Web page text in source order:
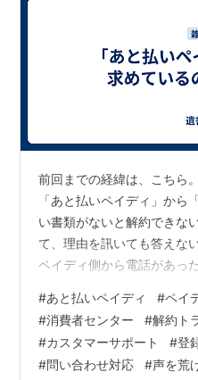
前回までの経緯は、こち
「あと払いペイディ」から
い書類がないと解約できな
て、理由を訊いても答えな
ペイディ側から電話があっ
「そちらから連絡してきて
終了ということは解約に応
か？」と訊いても「ですか
「解約に応じるのか訊いて
#あと払いペイディ #ペイ
#消費者センター #解約ト
#カスタマーサポート #登
#問い合わせ対応 #声を荒